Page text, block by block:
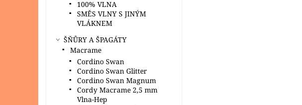
100% VLNA
SMĚS VLNY S JINÝM
VLÁKNEM
ŠŇŮRY A ŠPAGÁTY
Macrame
Cordino Swan
Cordino Swan Glitter
Cordino Swan Magnum
Cordy Macrame 2,5 mm
Vlna-Hep